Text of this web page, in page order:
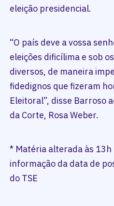
eleição presidencial.
“O país deve a vossa
eleições dificílima e sob
diversos, de maneira
fidedignos que fizeram
Eleitoral”, disse Barroso
da Corte, Rosa Weber.
* Matéria alterada às
informação da data de
do TSE